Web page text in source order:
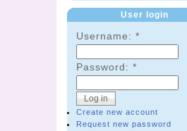
User login
Username:*
Password:*
Create new account
Request new password